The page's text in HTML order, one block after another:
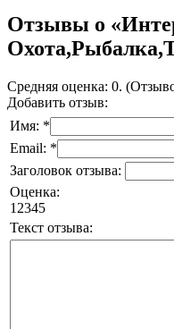
Отзывы о
Средняя оценка: 0.
Добавить отзыв:
Имя: *
Email: *
Заголовок отзыва:
Оценка:
1 2345
Текст отзыва: